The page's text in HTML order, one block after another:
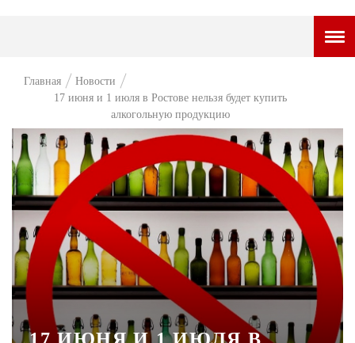
НОВОСТИ
ВОПРОС НЕДЕЛИ
ПРЕМЬЕРА
ТАМ И ТУТ
СТИЛЬ ЖИЗНИ
ХАЙП
ЧЕЛОВЕК ОСОБЕННЫЙ
КУЛЬТ ЕДЫ
Главная
Новости
17 июня и 1 июля в Ростове нельзя будет купить
алкогольную продукцию